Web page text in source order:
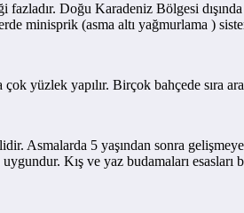
Doğu Karadeniz Bölgesi
minisprik (asma altı yağmurlama )
yüzlek yapılır. Birçok bahçede sıra
Asmalarda 5 yaşından sonra
Kış ve yaz budamaları esasları